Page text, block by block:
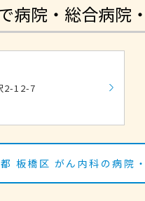
病院・総合病院
2-12-7
板橋区 がん内科の病院